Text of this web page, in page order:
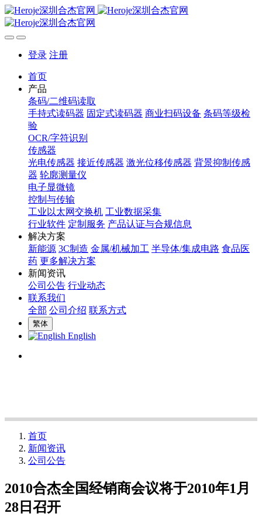
登录 注册
首页
产品
条码/二维码读取
手持式读码器 固定式读码器 商业扫码设备 条码等级检
验
OCR/字符识别
传感器
光电传感器 接近传感器 激光位移传感器 背景抑制传感
器 轮廓测量仪
电子显微镜
控制与传输
工业以太网交换机 工业数据采集
行业软件 定制服务 产品认证与合规信息
解决方案
新能源 3C制造 金属/机械加工 半导体/集成电路 食品医
药 更多解决方案
新闻资讯
公司公告 行业动态
联系我们
全部 公司介绍 联系方式
繁体
English
首页
新闻资讯
公司公告
2010合杰全国经销商会议将于2010年1月
28日召开